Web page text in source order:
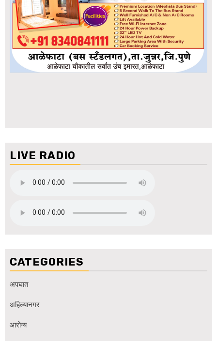
LIVE RADIO
CATEGORIES
अपघात
अहिल्यानगर
आरोग्य